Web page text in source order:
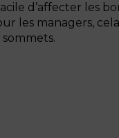
d’affecter les
les managers,